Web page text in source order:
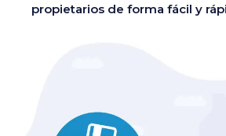
propietarios de forma fácil y